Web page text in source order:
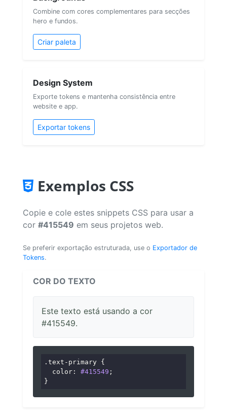
Combine com cores complementares para secções
hero e fundos.
Criar paleta
Design System
Exporte tokens e mantenha consistência entre
website e app.
Exportar tokens
Exemplos CSS
Copie e cole estes snippets CSS para usar a
cor #415549 em seus projetos web.
Se preferir exportação estruturada, use o Exportador de
Tokens.
COR DO TEXTO
Este texto está usando a cor
#415549.
.text-primary {
color : #415549 ;
}